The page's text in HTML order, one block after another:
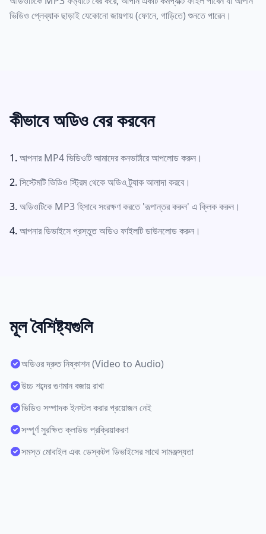
ভিডিও প্লেব্যাক ছাড়াই যেকোনো জায়গায় (ফোনে, গাড়িতে) শুনতে পারেন।
কীভাবে অডিও বের করবেন
আপনার MP4 ভিডিওটি আমাদের কনভার্টারে আপলোড করুন।
সিস্টেমটি ভিডিও স্ট্রিম থেকে অডিও ট্র্যাক আলাদা করবে।
অডিওটিকে MP3 হিসাবে সংরক্ষণ করতে 'রূপান্তর করুন' এ ক্লিক করুন।
আপনার ডিভাইসে প্রস্তুত অডিও ফাইলটি ডাউনলোড করুন।
মূল বৈশিষ্ট্যগুলি
অডিওর দ্রুত নিষ্কাশন (Video to Audio)
উচ্চ শব্দের গুণমান বজায় রাখা
ভিডিও সম্পাদক ইনস্টল করার প্রয়োজন নেই
সম্পূর্ণ সুরক্ষিত ক্লাউড প্রক্রিয়াকরণ
সমস্ত মোবাইল এবং ডেস্কটপ ডিভাইসের সাথে সামঞ্জস্যতা